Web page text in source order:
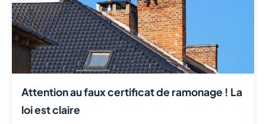
Attention au faux certificat de ramonage ! La
loi est claire